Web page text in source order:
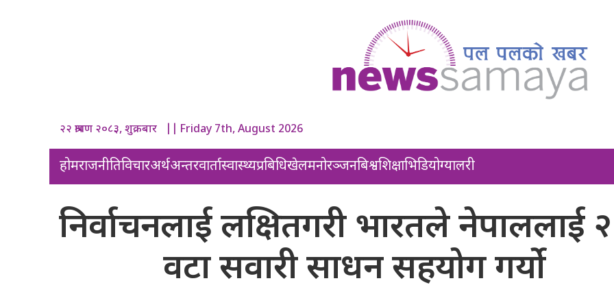
२२ श्रावण २०८३, शुक्रबार || Friday 7th, August 2026
होमराजनीतिविचारअर्थअन्तरवार्तास्वास्थ्यप्रबिधिखेलमनोरञ्जनबिश्वशिक्षाभिडियोग्यालरी
निर्वाचनलाई लक्षितगरी भारतले नेपाललाई
वटा सवारी साधन सहयोग गर्यो